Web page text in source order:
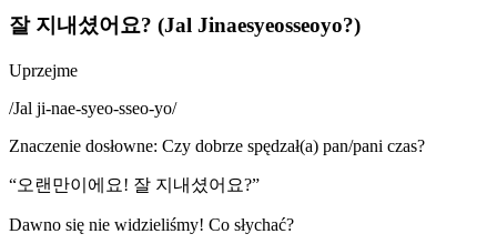
잘 지내셨어요? (Jal Jinaesyeosseoyo?)
Uprzejme
/Jal ji-nae-syeo-sseo-yo/
Znaczenie dosłowne: Czy dobrze spędzał(a) pan/pani czas?
“오랜만이에요! 잘 지내셨어요?”
Dawno się nie widzieliśmy! Co słychać?